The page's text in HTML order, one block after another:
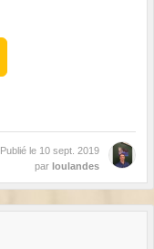
Publié le 10 sept. 2019
par loulandes